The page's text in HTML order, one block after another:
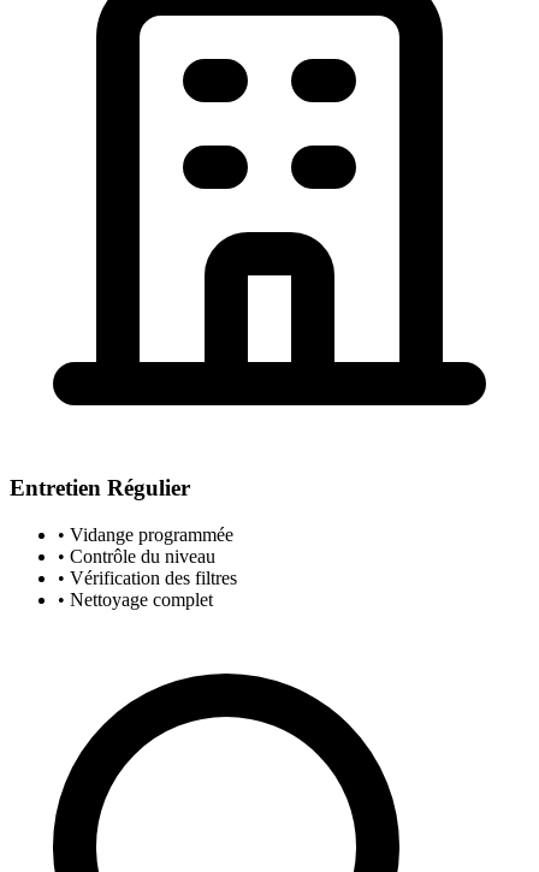
Entretien Régulier
• Vidange programmée
• Contrôle du niveau
• Vérification des filtres
• Nettoyage complet